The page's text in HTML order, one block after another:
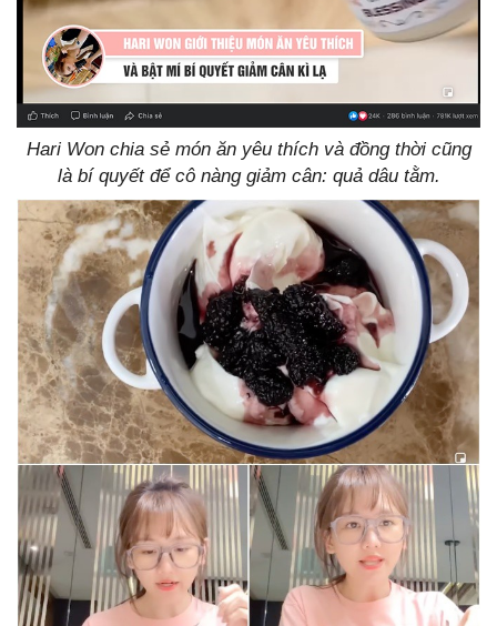
Hari Won chia sẻ món ăn yêu thích và đồng thời cũng
là bí quyết để cô nàng giảm cân: quả dâu tằm.